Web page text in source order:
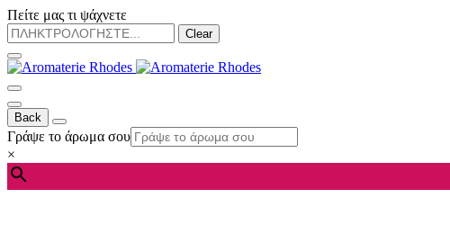
Πείτε μας τι ψάχνετε
Clear
Back
Γράψε το άρωμα σου
×